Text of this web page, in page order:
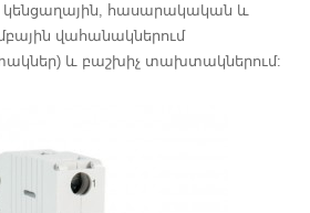
կենցաղային, հասարակական և
վահանակներում
և բաշխիչ տախտակներում: